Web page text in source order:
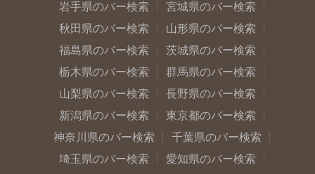
岩手県のバー検索
宮城県のバー検索
秋田県のバー検索
山形県のバー検索
福島県のバー検索
茨城県のバー検索
栃木県のバー検索
群馬県のバー検索
山梨県のバー検索
長野県のバー検索
新潟県のバー検索
東京都のバー検索
神奈川県のバー検索
千葉県のバー検索
埼玉県のバー検索
愛知県のバー検索